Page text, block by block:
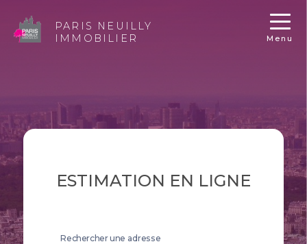
PARIS NEUILLY
IMMOBILIER
Menu
ESTIMATION EN LIGNE
Rechercher une adresse